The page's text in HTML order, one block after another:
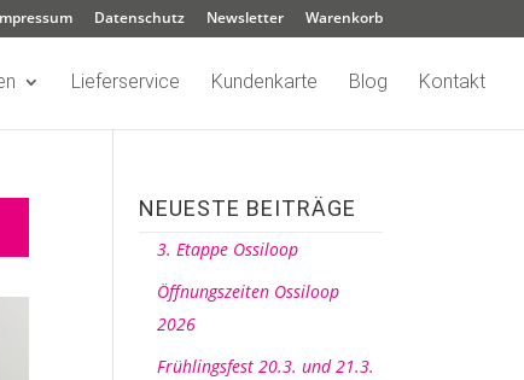
Datenschutz Newsletter Warenkorb
Lieferservice Kundenkarte Blog Kontakt
NEUESTE BEITRÄGE
3. Etappe Ossiloop
Öffnungszeiten Ossiloop
2026
Frühlingsfest 20.3. und 21.3.